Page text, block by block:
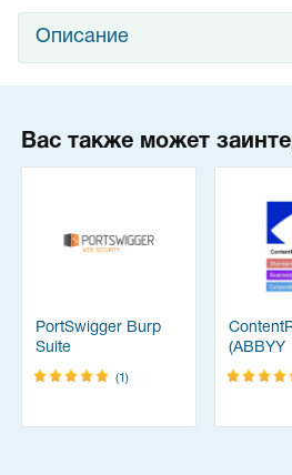
Описание
Вас также может
PortSwigger Burp
Suite
(1)
(ABBYY